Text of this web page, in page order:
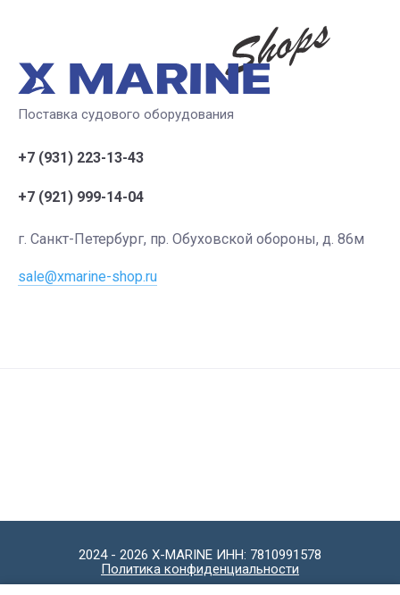
Поставка судового оборудования
+7 (931) 223-13-43
+7 (921) 999-14-04
г. Санкт-Петербург, пр. Обуховской обороны, д. 86м
sale@xmarine-shop.ru
2024 - 2026 X-MARINE ИНН: 7810991578
Политика конфиденциальности